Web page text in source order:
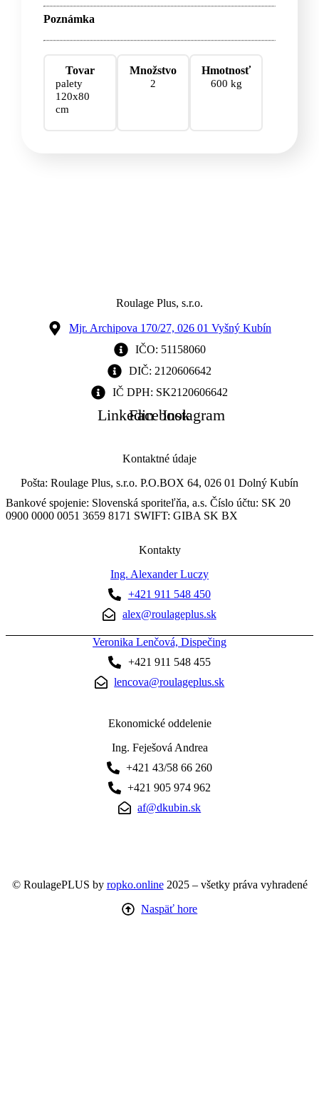
Poznámka
Tovar
palety
120x80
cm
Množstvo
2
Hmotnosť
600 kg
Roulage Plus, s.r.o.
Mjr. Archipova 170/27, 026 01 Vyšný Kubín
IČO: 51158060
DIČ: 2120606642
IČ DPH: SK2120606642
LinkedinFacebookInstagram
Kontaktné údaje
Pošta: Roulage Plus, s.r.o. P.O.BOX 64, 026 01 Dolný Kubín
Bankové spojenie: Slovenská sporiteľňa, a.s. Číslo účtu: SK 20
0900 0000 0051 3659 8171 SWIFT: GIBA SK BX
Kontakty
Ing. Alexander Luczy
+421 911 548 450
alex@roulageplus.sk
Veronika Lenčová, Dispečing
+421 911 548 455
lencova@roulageplus.sk
Ekonomické oddelenie
Ing. Feješová Andrea
+421 43/58 66 260
+421 905 974 962
af@dkubin.sk
© RoulagePLUS by ropko.online2025 – všetky práva vyhradené
Naspäť hore